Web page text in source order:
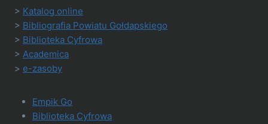
> Katalog online
> Bibliografia Powiatu Gołdapskiego
> Biblioteka Cyfrowa
> Academica
> e-zasoby
Empik Go
Biblioteka Cyfrowa